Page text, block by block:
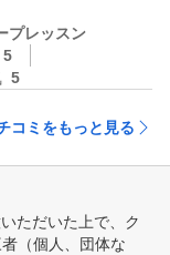
プレッスン
5
5
コミをもっと見る
ただいた上で、ク
（個人、団体な